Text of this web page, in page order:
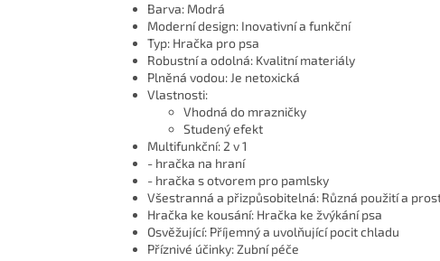
Barva: Modrá
Moderní design: Inovativní a funkční
Typ: Hračka pro psa
Robustní a odolná: Kvalitní materiály
Plněná vodou: Je netoxická
Vlastnosti:
Vhodná do mrazničky
Studený efekt
Multifunkční: 2 v 1
- hračka na hraní
- hračka s otvorem pro pamlsky
Všestranná a přizpůsobitelná: Různá použití a
Hračka ke kousání: Hračka ke žvýkání psa
Osvěžující: Příjemný a uvolňující pocit chladu
Příznivé účinky: Zubní péče